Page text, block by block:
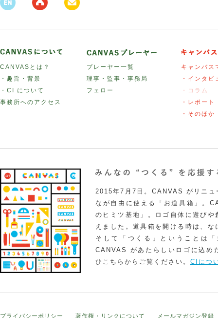
CANVASとは？
・趣旨・背景
・CI について
事務所へのアクセス
プレーヤー一覧
理事・監事・事務局
フェロー
キャンバス
・インタビ
・コラム
・レポート
・そのほか
2015年7月7日。CANVAS がリニュ
なが自由に使える「お道具箱」。
のヒミツ基地」。ロゴ自体に遊び
えました。道具箱を開ける時は、
そして「つくる」ということは
CANVAS があたらしいロゴに込め
ひこちらからご覧ください。 CIにつ
プライバシーポリシー 著作権・リンクについて メールマガジン登録